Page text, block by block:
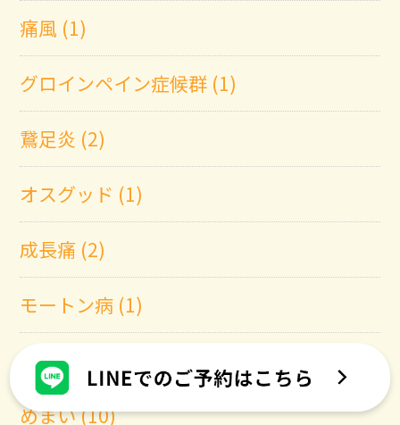
痛風 (1)
グロインペイン症候群 (1)
鵞足炎 (2)
オスグッド (1)
成長痛 (2)
モートン病 (1)
リハビリ (2)
めまい (10)